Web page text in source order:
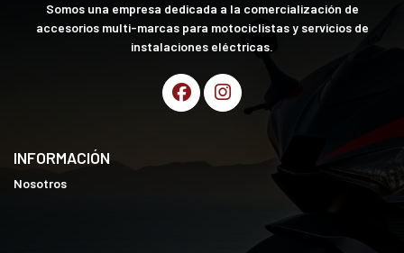
Somos una empresa dedicada a la comercialización de
accesorios multi-marcas para motociclistas y servicios de
instalaciones eléctricas.
INFORMACIÓN
Nosotros